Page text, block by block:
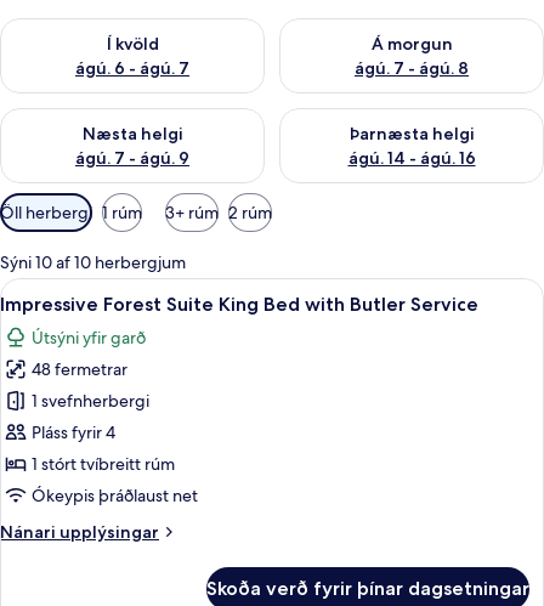
Í kvöld
ágú. 6 - ágú. 7
Athuga framboð í kvöld ágú. 6 - ágú. 7
Á morgun
ágú. 7 - ágú. 8
Athuga framboð á morgun
Næsta helgi
ágú. 7 - ágú. 9
Athuga framboð næstu helgi ágú. 7 - ágú. 9
Þarnæsta helgi
ágú. 14 - ágú. 16
Athuga framboð þarnæstu
Síur
í
boði
fyrir
herbergi
Öll herbergi 1 rúm 3+ rúm 2 rúm
Sýni 10 af 10 herbergjum
Skoða
allar
myndir
fyrir
Impressive
Forest
Suite
King
with
Rúmföt af bestu gerð, míníbar,
5
Impressive Forest Suite King Bed with Butler Service
Útsýni yfir garð
48 fermetrar
1 svefnherbergi
Pláss fyrir 4
1 stórt tvíbreitt rúm
Ókeypis þráðlaust net
Nánari upplýsingar
Nánari
Skoða verð fyrir þínar dagsetningar